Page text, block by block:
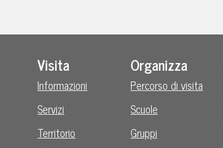
Visita
Informazioni
Servizi
Territorio
Organizza
Percorso di visita
Scuole
Gruppi